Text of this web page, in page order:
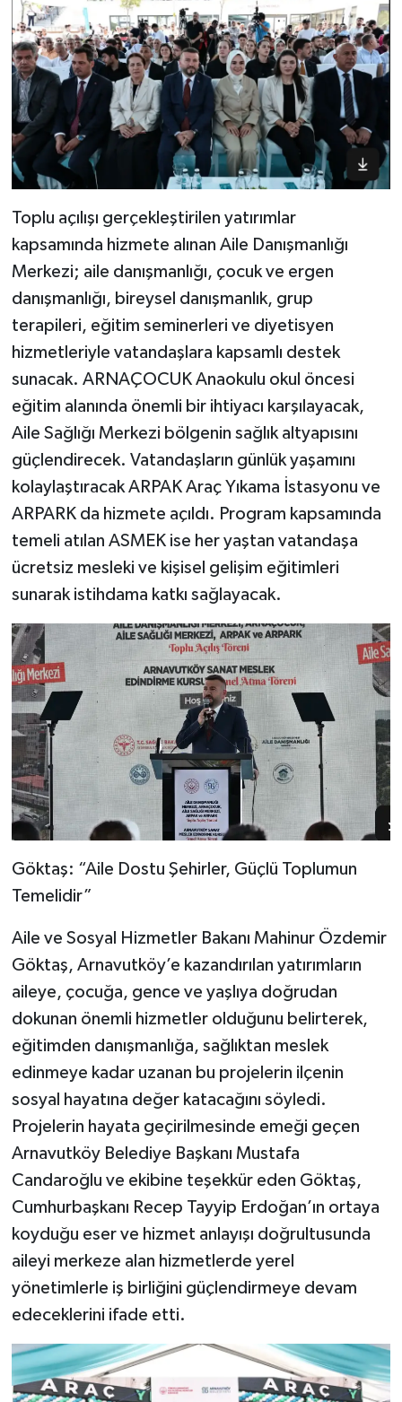
Toplu açılışı gerçekleştirilen yatırımlar
kapsamında hizmete alınan Aile Danışmanlığı
Merkezi; aile danışmanlığı, çocuk ve ergen
danışmanlığı, bireysel danışmanlık, grup
terapileri, eğitim seminerleri ve diyetisyen
hizmetleriyle vatandaşlara kapsamlı destek
sunacak. ARNAÇOCUK Anaokulu okul öncesi
eğitim alanında önemli bir ihtiyacı karşılayacak,
Aile Sağlığı Merkezi bölgenin sağlık altyapısını
güçlendirecek. Vatandaşların günlük yaşamını
kolaylaştıracak ARPAK Araç Yıkama İstasyonu ve
ARPARK da hizmete açıldı. Program kapsamında
temeli atılan ASMEK ise her yaştan vatandaşa
ücretsiz mesleki ve kişisel gelişim eğitimleri
sunarak istihdama katkı sağlayacak.
Göktaş: “Aile Dostu Şehirler, Güçlü Toplumun
Temelidir”
Aile ve Sosyal Hizmetler Bakanı Mahinur Özdemir
Göktaş, Arnavutköy’e kazandırılan yatırımların
aileye, çocuğa, gence ve yaşlıya doğrudan
dokunan önemli hizmetler olduğunu belirterek,
eğitimden danışmanlığa, sağlıktan meslek
edinmeye kadar uzanan bu projelerin ilçenin
sosyal hayatına değer katacağını söyledi.
Projelerin hayata geçirilmesinde emeği geçen
Arnavutköy Belediye Başkanı Mustafa
Candaroğlu ve ekibine teşekkür eden Göktaş,
Cumhurbaşkanı Recep Tayyip Erdoğan’ın ortaya
koyduğu eser ve hizmet anlayışı doğrultusunda
aileyi merkeze alan hizmetlerde yerel
yönetimlerle iş birliğini güçlendirmeye devam
edeceklerini ifade etti.